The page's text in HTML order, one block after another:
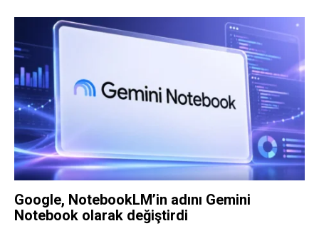
Google, NotebookLM’in adını Gemini
Notebook olarak değiştirdi